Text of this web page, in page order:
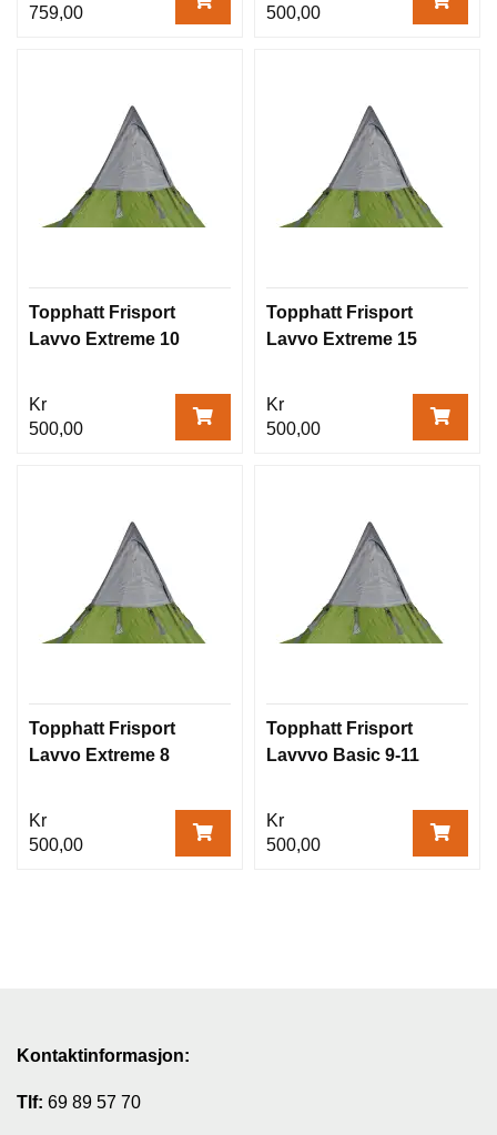
759,00
500,00
Topphatt Frisport
Lavvo Extreme 10
Kr
500,00
Topphatt Frisport
Lavvo Extreme 15
Kr
500,00
Topphatt Frisport
Lavvo Extreme 8
Kr
500,00
Topphatt Frisport
Lavvvo Basic 9-11
Kr
500,00
Kontaktinformasjon:
Tlf: 69 89 57 70